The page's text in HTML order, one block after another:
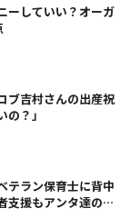
ーしていい？オーガ
ブ吉村さんの出産祝
？」
テラン保育士に背中
支援もアンタ達の仕